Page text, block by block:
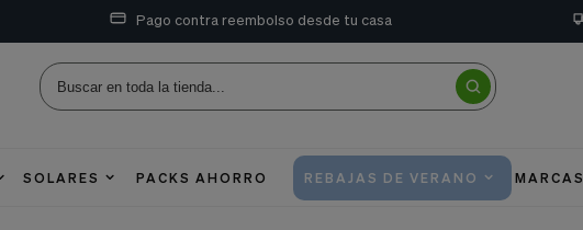
Pago contra reembolso desde tu casa
SOLARES PACKS AHORRO REBAJAS DE VERANO MARCAS